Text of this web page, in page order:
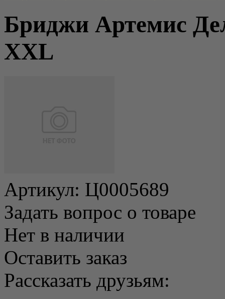
Бриджи Артемис
ХXL
Артикул: Ц0005689
Задать вопрос о товаре
Нет в наличии
Оставить заказ
Рассказать друзьям: